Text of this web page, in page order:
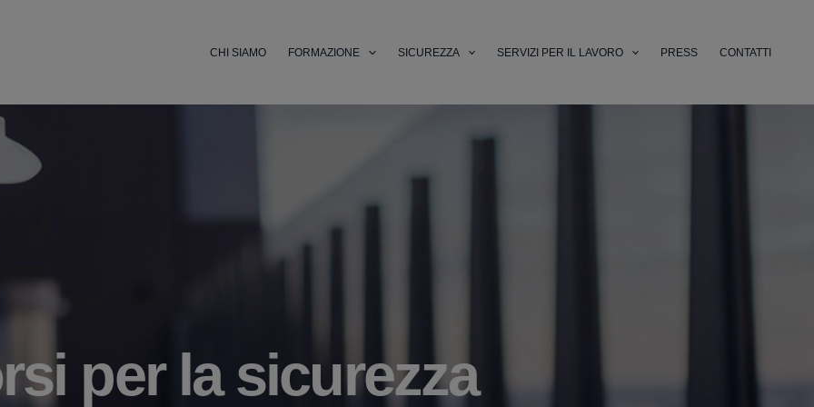
CHI SIAMO FORMAZIONE SICUREZZA SERVIZI PER IL LAVORO PRESS CONTATTI
per la sicurezza
Professionali